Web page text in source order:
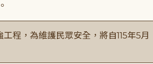
程，為維護民眾安全，將自115年5月